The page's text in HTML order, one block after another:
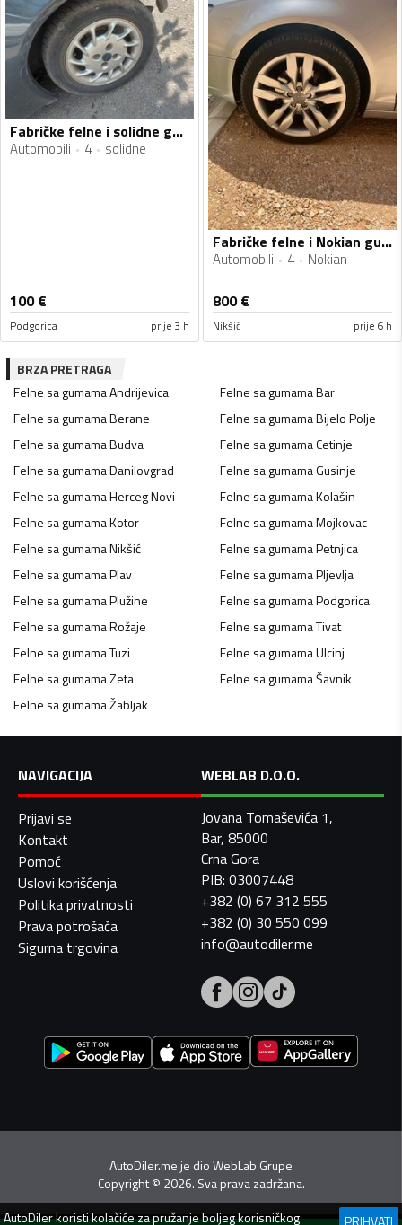
Fabričke felne i solidne gume
Automobili 4 solidne
100€
Podgorica prije 3 h
Fabričke felne i Nokian gume
Automobili 4 Nokian
800€
Nikšić prije 6 h
BRZA PRETRAGA
Felne sa gumamaAndrijevica Felne sa gumamaBar
Felne sa gumamaBerane Felne sa gumamaBijelo Polje
Felne sa gumamaBudva Felne sa gumamaCetinje
Felne sa gumamaDanilovgrad Felne sa gumamaGusinje
Felne sa gumamaHerceg Novi Felne sa gumamaKolašin
Felne sa gumamaKotor Felne sa gumamaMojkovac
Felne sa gumamaNikšić Felne sa gumamaPetnjica
Felne sa gumamaPlav Felne sa gumamaPljevlja
Felne sa gumamaPlužine Felne sa gumamaPodgorica
Felne sa gumamaRožaje Felne sa gumamaTivat
Felne sa gumamaTuzi Felne sa gumamaUlcinj
Felne sa gumamaZeta Felne sa gumamaŠavnik
Felne sa gumamaŽabljak
NAVIGACIJA
Prijavi se
Kontakt
Pomoć
Uslovi korišćenja
Politika privatnosti
Prava potrošača
Sigurna trgovina
WEBLAB D.O.O.
Jovana Tomaševića 1,
Bar, 85000
Crna Gora
PIB: 03007448
+382 (0) 67 312 555
+382 (0) 30 550 099
info@autodiler.me
AutoDiler.me je dioWebLab Grupe
Copyright© 2026. Sva prava zadržana.
AutoDilerkoristi kolačiće za pružanje boljeg korisničkog PRIHVATI